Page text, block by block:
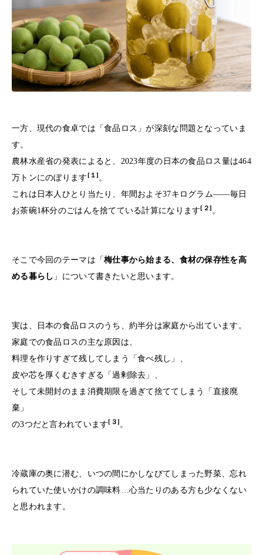
一方、現代の食卓では「食品ロス」が深刻な問題となっていま
す。
農林水産省の発表によると、2023年度の日本の食品ロス量は464
万トンにのぼります [１] 。
これは日本人ひとり当たり、年間およそ37キログラム——毎日
お茶碗1杯分のごはんを捨てている計算になります[２] 。
そこで今回のテーマは「梅仕事から始まる、食材の保存性を高
める暮らし 」について書きたいと思います。
実は、日本の食品ロスのうち、約半分は家庭から出ています。
家庭での食品ロスの主な原因は、
料理を作りすぎて残してしまう「食べ残し」、
皮や芯を厚くむきすぎる「過剰除去」、
そして未開封のまま消費期限を過ぎて捨ててしまう「直接廃
棄」
の3つだと言われています[３] 。
冷蔵庫の奥に潜む、いつの間にかしなびてしまった野菜、忘れ
られていた使いかけの調味料…心当たりのある方も少なくない
と思われます。